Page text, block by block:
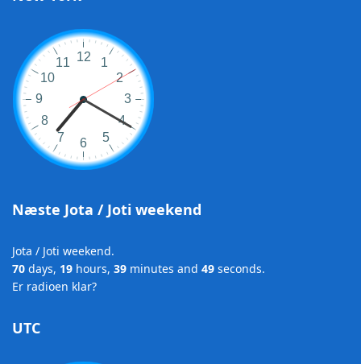
Næste Jota / Joti weekend
Jota / Joti weekend.
70 days, 19 hours, 39 minutes and 48 seconds.
Er radioen klar?
UTC